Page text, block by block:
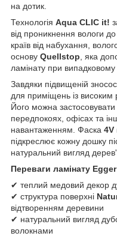
на дотик.
Технологія Aqua CLIC it!
від проникнення вологи до
країв від набухання,
основу Quellstop , яка
ламінату при випадковому
Завдяки підвищеній
для приміщень із високим
Його можна застосовувати
передпокоях, офісах та
навантаженням. Фаска 4V
підкреслює кожну дошку
натуральний вигляд
Переваги ламінату
✔ теплий медовий декор
✔ структура поверхні
відтворенням деревини
✔ натуральний вигляд
волокнами